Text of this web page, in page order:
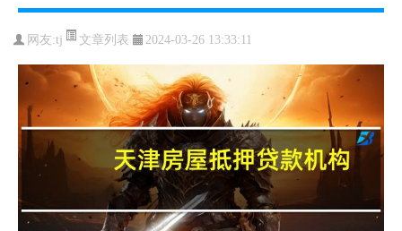
网友:tj 文章列表 2024-03-26 13:33:11